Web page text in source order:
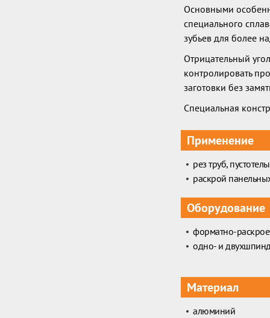
Основными
специального
зубьев для более
Отрицательный
контролировать
заготовки без
Специальная
Применение
рез труб,
раскрой
Оборудование
форматно-
одно- и
Материал
алюминий